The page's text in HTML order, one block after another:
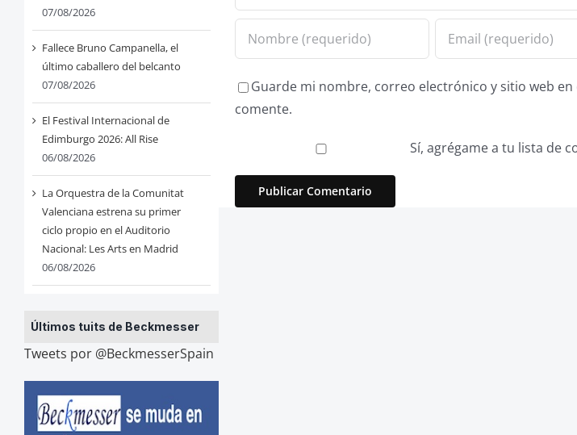
07/08/2026
Fallece Bruno Campanella, el
último caballero del belcanto
07/08/2026
El Festival Internacional de
Edimburgo 2026: All Rise
06/08/2026
La Orquestra de la Comunitat
Valenciana estrena su primer
ciclo propio en el Auditorio
Nacional: Les Arts en Madrid
06/08/2026
Últimos tuits de Beckmesser
Tweets por @BeckmesserSpain
Guarde mi nombre, correo electrónico y sitio web
comente.
Sí, agrégame a tu lista de